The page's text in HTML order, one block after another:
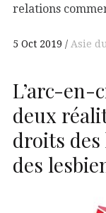
relations
5 Oct 2019 Asie
L’arc-en-
deux
droits
des